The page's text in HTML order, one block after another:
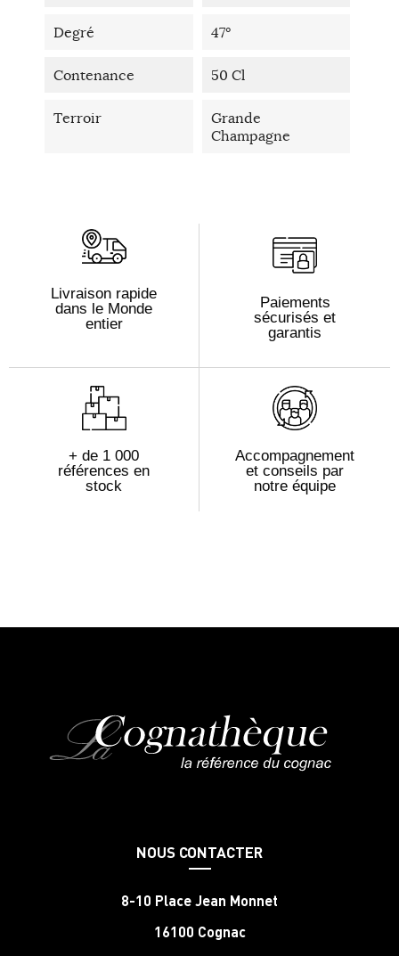
Degré 47°
Contenance 50 Cl
Terroir
Grande
Champagne
Livraison rapide
dans le Monde
entier
Paiements
sécurisés et
garantis
+ de 1 000
références en
stock
Accompagnement
et conseils par
notre équipe
NOUS CONTACTER
8-10 Place Jean Monnet
16100 Cognac